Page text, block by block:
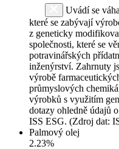
Uvádí se
které se zabývají
z geneticky
společnosti, které se
potravinářských
inženýrství. Zahrnuty
výrobě
průmyslových
výrobků s využitím
dotazy ohledně údajů
ISS ESG. (Zdroj dat:
Palmový olej
2.23%